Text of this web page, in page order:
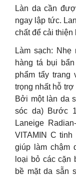
Làn da cần
ngay lập tức.
chất để cải thiện
Làm sạch: Nhẹ
hàng tá bụi
phẩm tẩy
trọng nhất hỗ
Bởi một làn da
sóc da) Bước
Laneige
VITAMIN C
giúp làm chậm
loại bỏ các cặn
bề mặt da sẵn